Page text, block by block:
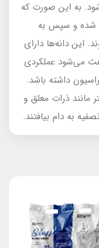
به این صورت که
شده و سپس به
این دانه‌ها دارای
می‌شود عملکردی
داشته باشد.
مانند ذرات معلق و
به دام بیافتند.